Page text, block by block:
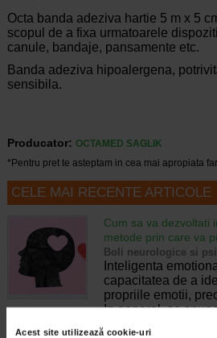
Acest site utilizează cookie-uri
Octa banda adeziva hartie 5 m x 5
scopul de a fixa urmatoarele
canule, bandaje, pansamente etc.
Banda adeziva hipoalergena,
sensibila.
Producator: OCTAMED SAGLIK
*Pentru pret te asteptam in cea mai apropiata
CELE MAI RECENTE ARTICOLE
Cum sa va dezvoltati
metode prin care va
Boli neurologice si
Inteligenta
capacitatea de a
propriile emotii,
In general, se
emotionala cuprinde cateva